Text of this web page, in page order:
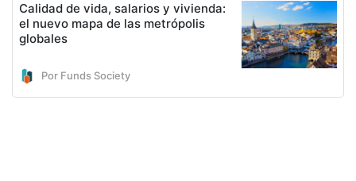
Calidad de vida, salarios y vivienda:
el nuevo mapa de las metrópolis
globales
Por Funds Society